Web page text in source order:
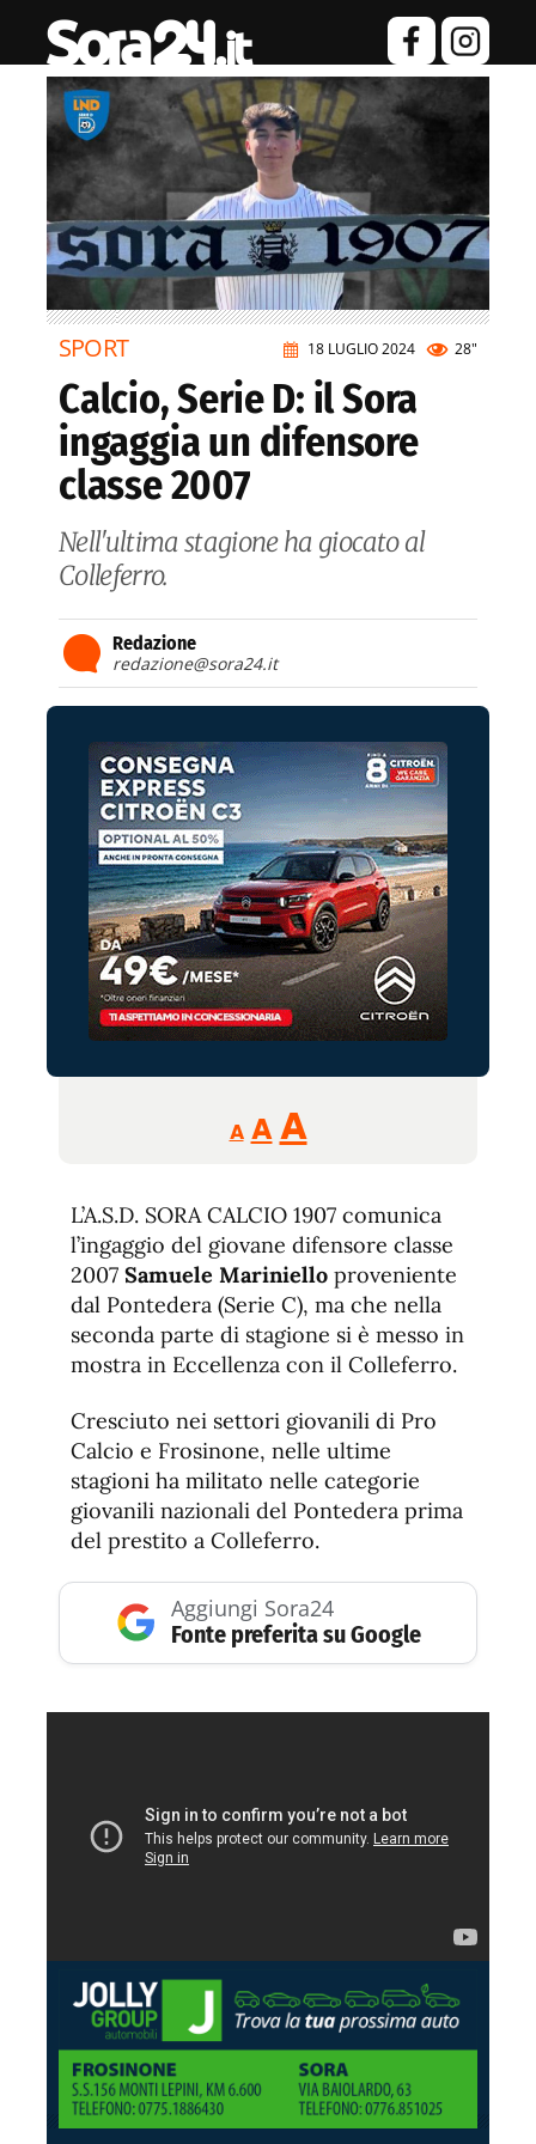
18 LUGLIO 2024 28"
SPORT
Calcio, Serie D: il Sora
ingaggia un difensore
classe 2007
Nell'ultima stagione ha giocato al
Colleferro.
Redazione
redazione@sora24.it
A
Reducir
tamaño
A Restablecer
tamaño
de
fuente
AAumentar
de
fuente.
L’A.S.D. SORA CALCIO 1907 comunica
l’ingaggio del giovane difensore classe
2007 Samuele Mariniello proveniente
dal Pontedera (Serie C), ma che nella
seconda parte di stagione si è messo in
mostra in Eccellenza con il Colleferro.
Cresciuto nei settori giovanili di Pro
Calcio e Frosinone, nelle ultime
stagioni ha militato nelle categorie
giovanili nazionali del Pontedera prima
del prestito a Colleferro.
Aggiungi Sora24
Fonte preferita su Google